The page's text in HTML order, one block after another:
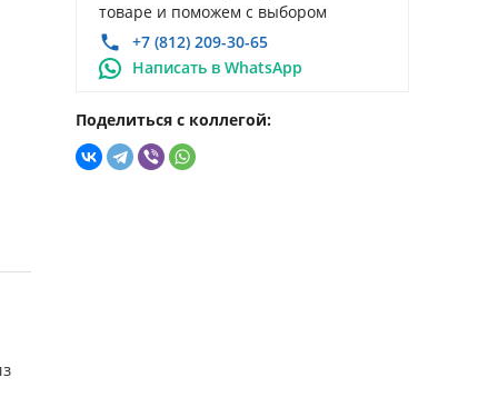
товаре и поможем с выбором
+7 (812) 209-30-65
Написать в WhatsApp
Поделиться с коллегой: